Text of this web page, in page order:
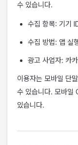
수 있습니다.
수집 항목: 기기
수집 방법: 앱 실
광고 사업자: 카
이용자는 모바일 단
수 있습니다. 모바일
있습니다.